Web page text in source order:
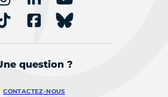
question ?
CONTACTEZ-NOUS